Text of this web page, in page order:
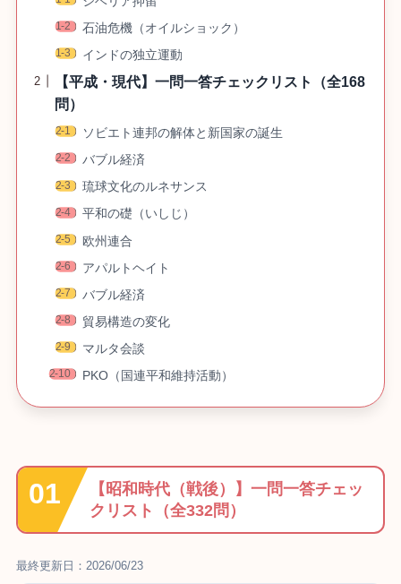
石油危機（オイルショック）
インドの独立運動
【平成・現代】一問一答チェックリスト（全168
問）
ソビエト連邦の解体と新国家の誕生
バブル経済
琉球文化のルネサンス
平和の礎（いしじ）
欧州連合
アパルトヘイト
バブル経済
貿易構造の変化
マルタ会談
PKO（国連平和維持活動）
【 昭和時代（戦後）
】一問一答チェッ
クリスト（全332問）
最終更新日：2026/06/23